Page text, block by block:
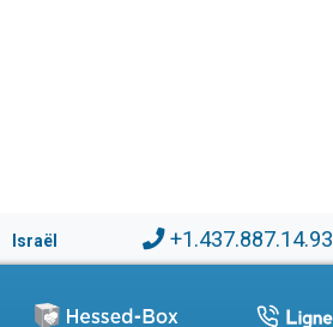
Israël +1.437.887.14.93